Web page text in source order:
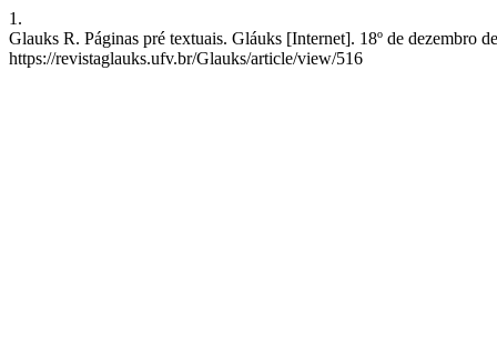
1.
Glauks R. Páginas pré textuais. Gláuks [Internet]. 18º de dezembro
https://revistaglauks.ufv.br/Glauks/article/view/516